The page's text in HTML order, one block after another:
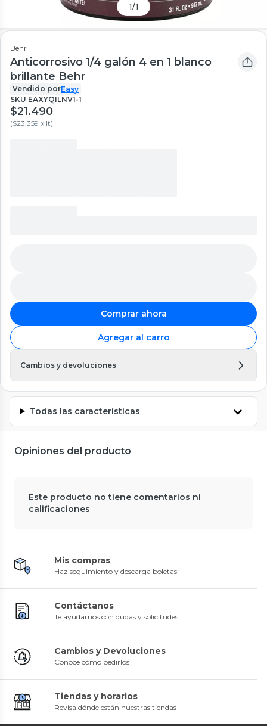
1/1
Behr
Anticorrosivo 1/4 galón 4 en 1 blanco
brillante Behr
Vendido porEasy
SKU EAXYQILNV1-1
$21.490
($23.359 x lt)
Comprar ahora
Agregar al carro
Cambios y devoluciones
Todas las características
Opiniones del producto
Este producto no tiene comentarios ni
calificaciones
Mis compras
Haz seguimiento y descarga boletas
Contáctanos
Te ayudamos con dudas y solicitudes
Cambios y Devoluciones
Conoce cómo pedirlos
Tiendas y horarios
Revisa dónde están nuestras tiendas